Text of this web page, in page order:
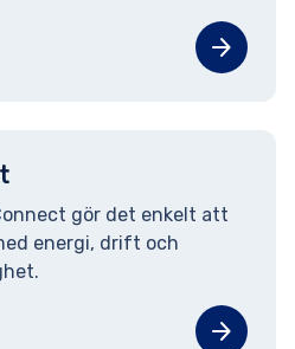
arrow_forward
gör det enkelt att
energi, drift och
arrow_forward